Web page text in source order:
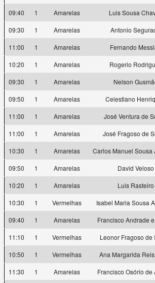
09:40
1 Amarelas
Luis Sousa
09:30
1 Amarelas
Antonio
11:00
1 Amarelas
Fernando
10:20
1 Amarelas
Rogerio
09:30
1 Amarelas
Nelson
09:50
1 Amarelas
Celestiano
11:00
1 Amarelas
José Ventura de
11:00
1 Amarelas
José Fragoso de
10:30
1 Amarelas
Carlos Manuel Sousa
09:50
1 Amarelas
David Veloso
10:20
1 Amarelas
Luis Rasteiro
10:30
1 Vermelhas
Isabel Maria Sousa
09:40
1 Amarelas
Francisco Andrade
11:10
1 Vermelhas
Leonor Fragoso de
10:50
1 Vermelhas
Ana Margarida
11:30
1 Amarelas
Francisco Osório de